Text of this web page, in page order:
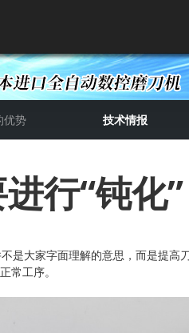
优势 技术情报
行“钝化”
是大家字面理解的意思，而是提高
常工序。